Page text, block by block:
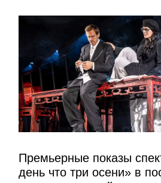
Премьерные показы
день что три осени» в